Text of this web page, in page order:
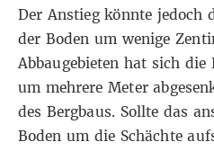
Der Anstieg könnte jedoch
der Boden um wenige
Abbaugebieten hat sich die
um mehrere Meter
des Bergbaus. Sollte das
Boden um die Schächte